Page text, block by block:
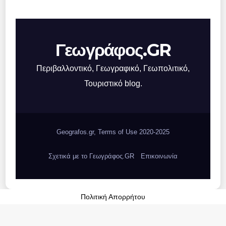
Γεωγράφος.GR
Περιβαλλοντικό, Γεωγραφικό, Γεωπολιτικό,
Τουριστικό blog.
Geografos.gr, Terms of Use 2020-2025
Σχετικά με το Γεωγράφος.GR Επικοινωνία
Πολιτική Απορρήτου